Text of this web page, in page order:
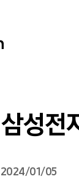
삼성전
2024/01/05